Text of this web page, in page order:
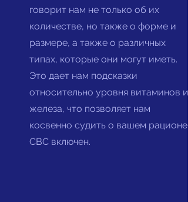
говорит нам не только об их
количестве, но также о форме и
размере, а также о различных
типах, которые они могут иметь.
Это дает нам подсказки
относительно уровня витаминов и
железа, что позволяет нам
косвенно судить о вашем рационе.
CBC включен.